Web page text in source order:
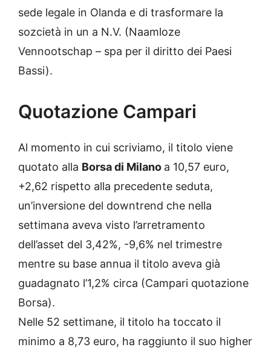
sede legale in Olanda e di trasformare la
sozcietà in un a N.V. (Naamloze
Vennootschap – spa per il diritto dei Paesi
Bassi).
Quotazione Campari
Al momento in cui scriviamo, il titolo viene
quotato alla Borsa di Milano a 10,57 euro,
+2,62 rispetto alla precedente seduta,
un’inversione del downtrend che nella
settimana aveva visto l’arretramento
dell’asset del 3,42%, -9,6% nel trimestre
mentre su base annua il titolo aveva già
guadagnato l’1,2% circa (Campari quotazione
Borsa).
Nelle 52 settimane, il titolo ha toccato il
minimo a 8,73 euro, ha raggiunto il suo higher